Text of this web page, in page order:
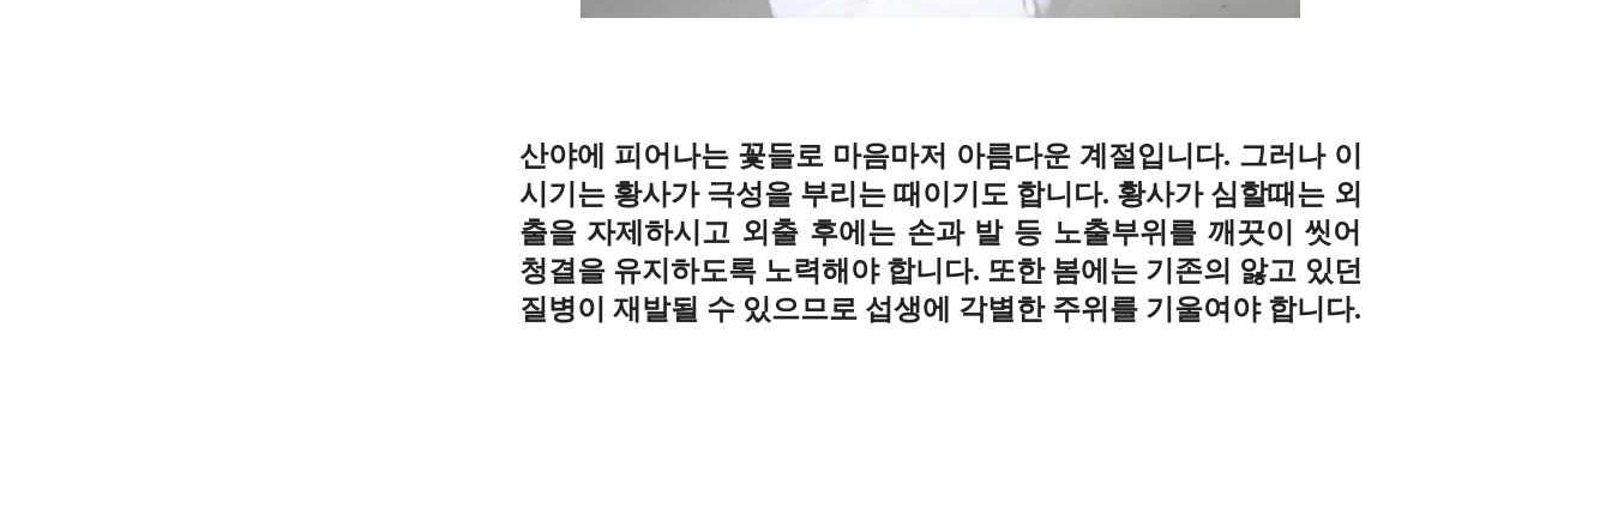
산야에 피어나는 꽃들로 마음마저 아름다운 계절입니다. 그러나 이
시기는 황사가 극성을 부리는 때이기도 합니다. 황사가 심할때는 외
출을 자제하시고 외출 후에는 손과 발 등 노출부위를 깨끗이 씻어
청결을 유지하도록 노력해야 합니다. 또한 봄에는 기존의 앓고 있던
질병이 재발될 수 있으므로 섭생에 각별한 주위를 기울여야 합니다.